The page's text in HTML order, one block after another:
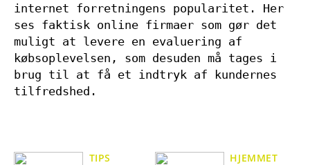
internet forretningens popularitet. Her
ses faktisk online firmaer som gør det
muligt at levere en evaluering af
købsoplevelsen, som desuden må tages i
brug til at få et indtryk af kundernes
tilfredshed.
TIPS HJEMMET